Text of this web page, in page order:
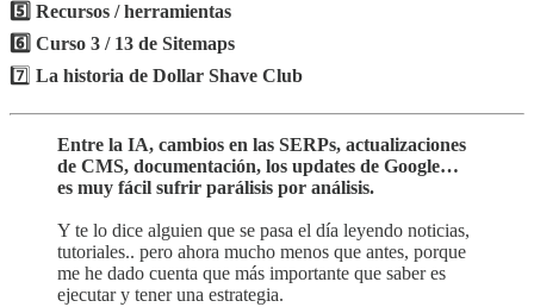
5️⃣ Recursos / herramientas
6️⃣ Curso 3 / 13 de Sitemaps
7️⃣ La historia de Dollar Shave Club
Entre la IA, cambios en las SERPs, actualizaciones
de CMS, documentación, los updates de Google…
es muy fácil sufrir parálisis por análisis.
Y te lo dice alguien que se pasa el día leyendo noticias,
tutoriales.. pero ahora mucho menos que antes, porque
me he dado cuenta que más importante que saber es
ejecutar y tener una estrategia.